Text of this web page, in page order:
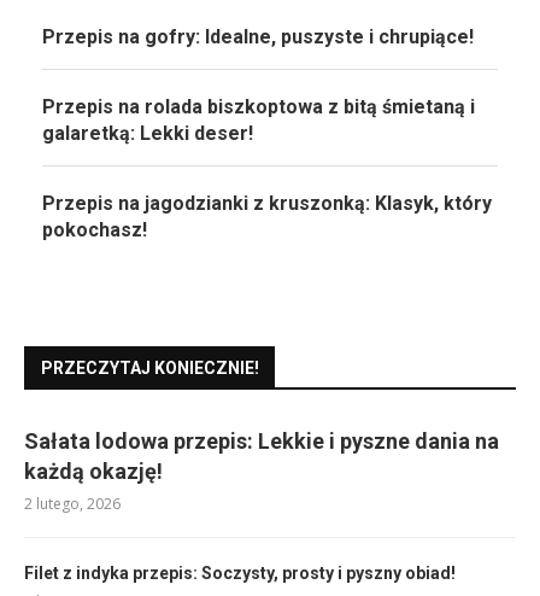
Przepis na gofry: Idealne, puszyste i chrupiące!
Przepis na rolada biszkoptowa z bitą śmietaną i
galaretką: Lekki deser!
Przepis na jagodzianki z kruszonką: Klasyk, który
pokochasz!
PRZECZYTAJ KONIECZNIE!
Sałata lodowa przepis: Lekkie i pyszne dania na
każdą okazję!
2 lutego, 2026
Filet z indyka przepis: Soczysty, prosty i pyszny obiad!